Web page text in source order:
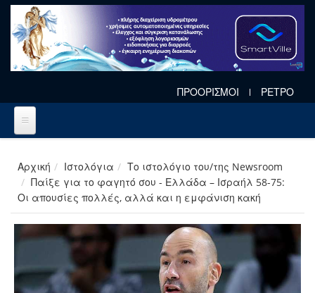
ΠΡΟΟΡΙΣΜΟΙ ΡΕΤΡΟ
Αρχική Ιστολόγια
Το ιστολόγιο του/της Newsroom
Παίξε για το φαγητό σου - Ελλάδα – Ισραήλ 58-75:
Οι απουσίες πολλές, αλλά και η εμφάνιση κακή